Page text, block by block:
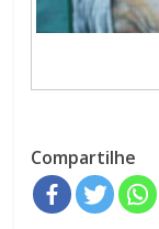
Compartilhe